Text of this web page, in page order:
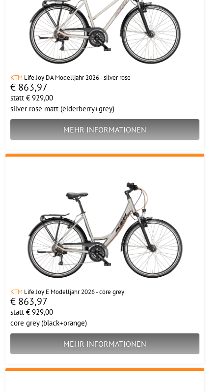
KTM Life Joy DA Modelljahr 2026 - silver rose
€ 863,97
statt € 929,00
silver rose matt (elderberry+grey)
MEHR INFORMATIONEN
KTM Life Joy E Modelljahr 2026 - core grey
€ 863,97
statt € 929,00
core grey (black+orange)
MEHR INFORMATIONEN